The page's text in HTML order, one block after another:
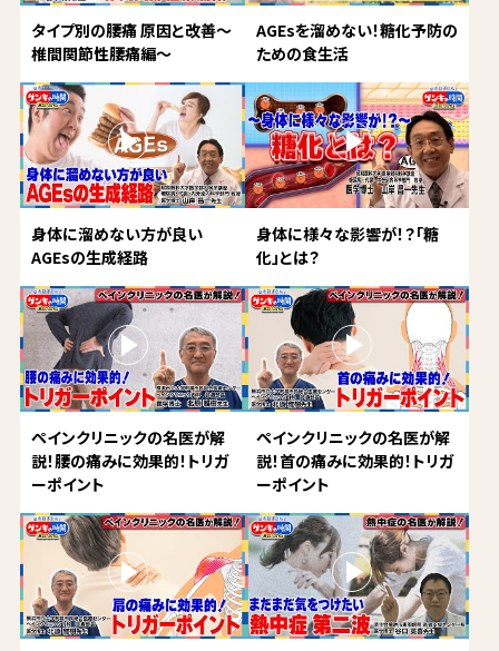
タイプ別の腰痛 原因と改善～
椎間関節性腰痛編～
AGEsを溜めない！糖化予防の
ための食生活
身体に溜めない方が良い
AGEsの生成経路
身体に様々な影響が！？「糖
化」とは？
ペインクリニックの名医が解
説！腰の痛みに効果的！トリガ
ーポイント
ペインクリニックの名医が解
説！首の痛みに効果的！トリガ
ーポイント